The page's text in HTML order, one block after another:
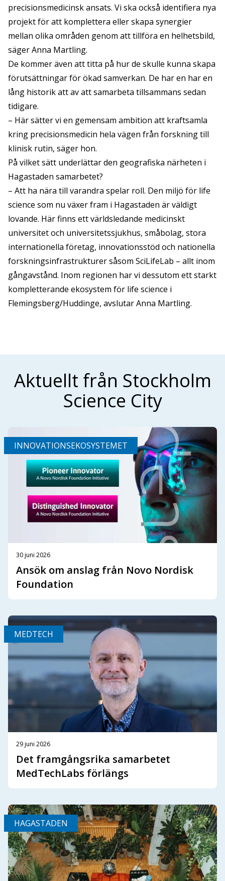
precisionsmedicinsk ansats. Vi ska också identifiera nya
projekt för att komplettera eller skapa synergier
mellan olika områden genom att tillföra en helhetsbild,
säger Anna Martling.
De kommer även att titta på hur de skulle kunna skapa
förutsättningar för ökad samverkan. De har en har en
lång historik att av att samarbeta tillsammans sedan
tidigare.
– Här sätter vi en gemensam ambition att kraftsamla
kring precisionsmedicin hela vägen från forskning till
klinisk rutin, säger hon.
På vilket sätt underlättar den geografiska närheten i
Hagastaden samarbetet?
– Att ha nära till varandra spelar roll. Den miljö för life
science som nu växer fram i Hagastaden är väldigt
lovande. Här finns ett världsledande medicinskt
universitet och universitetssjukhus, småbolag, stora
internationella företag, innovationsstöd och nationella
forskningsinfrastrukturer såsom SciLifeLab – allt inom
gångavstånd. Inom regionen har vi dessutom ett starkt
kompletterande ekosystem för life science i
Flemingsberg/Huddinge, avslutar Anna Martling.
Aktuellt från Stockholm
Science City
INNOVATIONSEKOSYSTEMET
30 juni 2026
Ansök om anslag från Novo Nordisk
Foundation
MEDTECH
29 juni 2026
Det framgångsrika samarbetet
MedTechLabs förlängs
HAGASTADEN